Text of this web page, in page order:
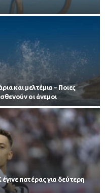
και μελτέμια – Ποιες
οι άνεμοι
πατέρας για δεύτερη